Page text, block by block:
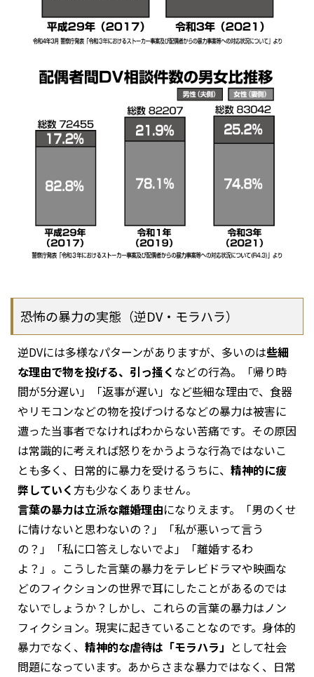
恐怖の暴力の実態（逆DV・モラハラ）
逆DVには多様なパターンがありますが、多いのは些細
な理由で物を投げる、引っ掻く などの行為。「帰り時
間が5分遅い」「返事が遅い」など些細な理由で、食器
やリモコンなどの物を投げつけるなどの暴力は被害に
遭った当事者でなければわからない苦痛です。その原因
は常識的に考えれば怒りをかうような行為ではないこ
とも多く、日常的に暴力を受けるうちに、 精神的に疲
弊していく方も少なくありません。
言葉の暴力は立派な離婚理由になりえます。「男のくせ
に情けないと思わないの？」「私が悪いって言う
の？」「私に口答えしないでよ」「離婚するわ
よ？」。こうした言葉の暴力をテレビドラマや映画な
どのフィクションの世界で耳にしたことがあるのでは
ないでしょうか？しかし、これらの言葉の暴力はノン
フィクション。現実に起きていることなのです。身体的
暴力でなく、 精神的な虐待は「モラハラ」 として社会
問題になっています。あからさまな暴力ではなく、日常